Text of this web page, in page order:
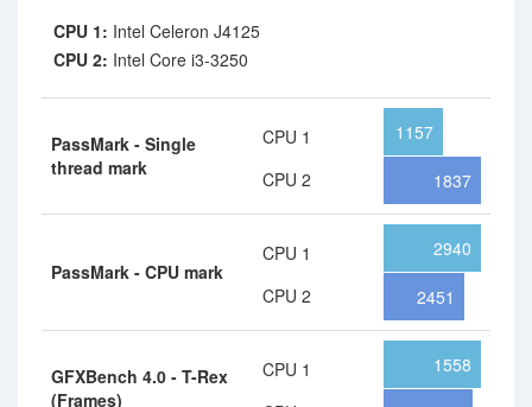
CPU 1: Intel Celeron J4125
CPU 2: Intel Core i3-3250
PassMark - Single
thread mark
CPU 1
CPU 2
1157
1837
PassMark - CPU mark
CPU 1
CPU 2
2940
2451
GFXBench 4.0 - T-Rex
(Frames)
CPU 1
1558